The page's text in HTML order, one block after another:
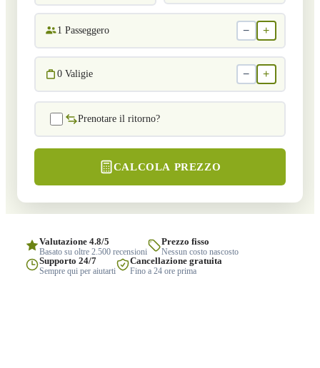
1 Passeggero − +
0 Valigie − +
Prenotare il ritorno?
CALCOLA PREZZO
Valutazione 4.8/5
Basato su oltre 2.500 recensioni
Prezzo fisso
Nessun costo nascosto
Supporto 24/7
Sempre qui per aiutarti
Cancellazione gratuita
Fino a 24 ore prima